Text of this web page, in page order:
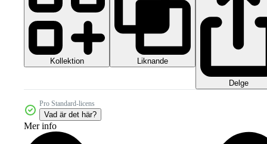
Kollektion Liknande
Delge
Pro Standard-licens
Vad är det här?
Mer info